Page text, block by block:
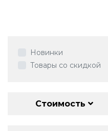
Новинки
Товары со скидкой
Стоимость